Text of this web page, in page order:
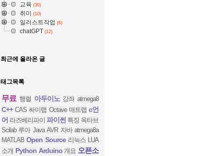
교육 (30)
취미 (10)
일러스트작업 (6)
chatGPT (12)
최근에 올라온 글
태그목록
무료 행렬 아두이노 강좌 atmega8
C++ CAS 싸이랩 Octave 매트랩 c언
어 라즈베리파이 파이썬 특징 옥타브
Scilab 루아 Java AVR 자바 atmega8a
MATLAB Open Source 리눅스 LUA
소개 Python Arduino 개요 오픈소